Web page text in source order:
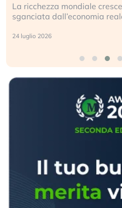
La ricchezza mondiale
sganciata dall’economia
24 luglio 2026